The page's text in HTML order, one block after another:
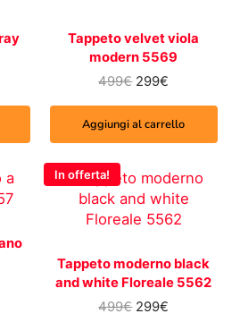
Tappeto velvet viola
modern 5569
499€ Il prezzo
299€
Aggiungi al carrello
originale era: 890€.
attuale è: 410€.
In offerta!
Tappeto moderno black
and white Floreale 5562
499€ Il prezzo
299€